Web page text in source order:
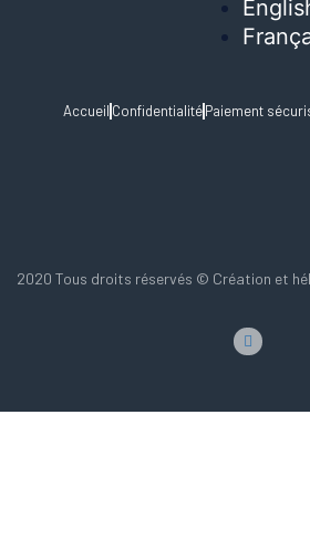
Accueil Confidentialité Paiement
2020 Tous droits réservés © Création et